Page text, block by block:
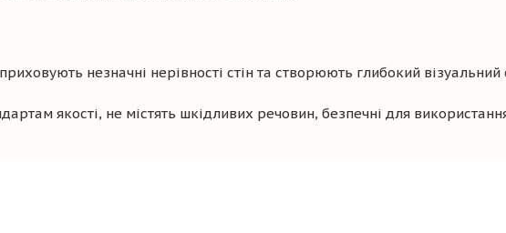
незначні нерівності стін та створюють глибокий візуальний
якості, не містять шкідливих речовин, безпечні для